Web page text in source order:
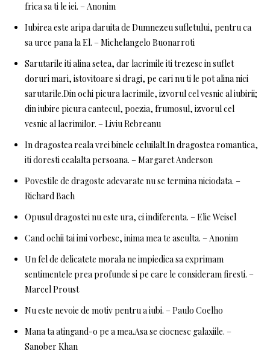
frica sa ti le iei. – Anonim
Iubirea este aripa daruita de Dumnezeu sufletului, pentru ca
sa urce pana la El. – Michelangelo Buonarroti
Sarutarile iti alina setea, dar lacrimile iti trezesc in suflet
doruri mari, istovitoare si dragi, pe cari nu ti le pot alina nici
sarutarile.Din ochi picura lacrimile, izvorul cel vesnic al iubirii;
din iubire picura cantecul, poezia, frumosul, izvorul cel
vesnic al lacrimilor. – Liviu Rebreanu
In dragostea reala vrei binele celuilalt.In dragostea romantica,
iti doresti cealalta persoana. – Margaret Anderson
Povestile de dragoste adevarate nu se termina niciodata. –
Richard Bach
Opusul dragostei nu este ura, ci indiferenta. – Elie Weisel
Cand ochii tai imi vorbesc, inima mea te asculta. – Anonim
Un fel de delicatete morala ne impiedica sa exprimam
sentimentele prea profunde si pe care le consideram firesti. –
Marcel Proust
Nu este nevoie de motiv pentru a iubi. – Paulo Coelho
Mana ta atingand-o pe a mea.Asa se ciocnesc galaxiile. –
Sanober Khan